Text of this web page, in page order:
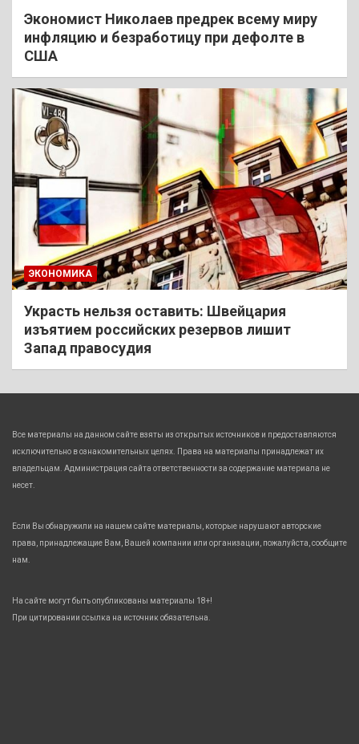
Экономист Николаев предрек всему миру
инфляцию и безработицу при дефолте в
США
ЭКОНОМИКА
Украсть нельзя оставить: Швейцария
изъятием российских резервов лишит
Запад правосудия
Все материалы на данном сайте взяты из открытых источников и предоставляются
исключительно в ознакомительных целях. Права на материалы принадлежат их
владельцам. Администрация сайта ответственности за содержание материала не
несет.
Если Вы обнаружили на нашем сайте материалы, которые нарушают авторские
права, принадлежащие Вам, Вашей компании или организации, пожалуйста, сообщите
нам.
На сайте могут быть опубликованы материалы 18+!
При цитировании ссылка на источник обязательна.